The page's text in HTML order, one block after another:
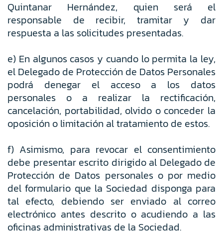
Quintanar Hernández, quien será el
responsable de recibir, tramitar y dar
respuesta a las solicitudes presentadas.
e) En algunos casos y cuando lo permita la ley,
el Delegado de Protección de Datos Personales
podrá denegar el acceso a los datos
personales o a realizar la rectificación,
cancelación, portabilidad, olvido o conceder la
oposición o limitación al tratamiento de estos.
f) Asimismo, para revocar el consentimiento
debe presentar escrito dirigido al Delegado de
Protección de Datos personales o por medio
del formulario que la Sociedad disponga para
tal efecto, debiendo ser enviado al correo
electrónico antes descrito o acudiendo a las
oficinas administrativas de la Sociedad.